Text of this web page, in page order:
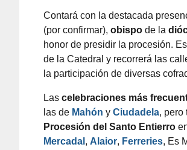
Contará con la destacada
(por confirmar), obispo de la
honor de presidir la procesión.
de la Catedral y recorrerá las
la participación de diversas
Las celebraciones más
las de Mahón y Ciudadela, pero
Procesión del Santo Entierro
Mercadal , Alaior, Ferreries, Es